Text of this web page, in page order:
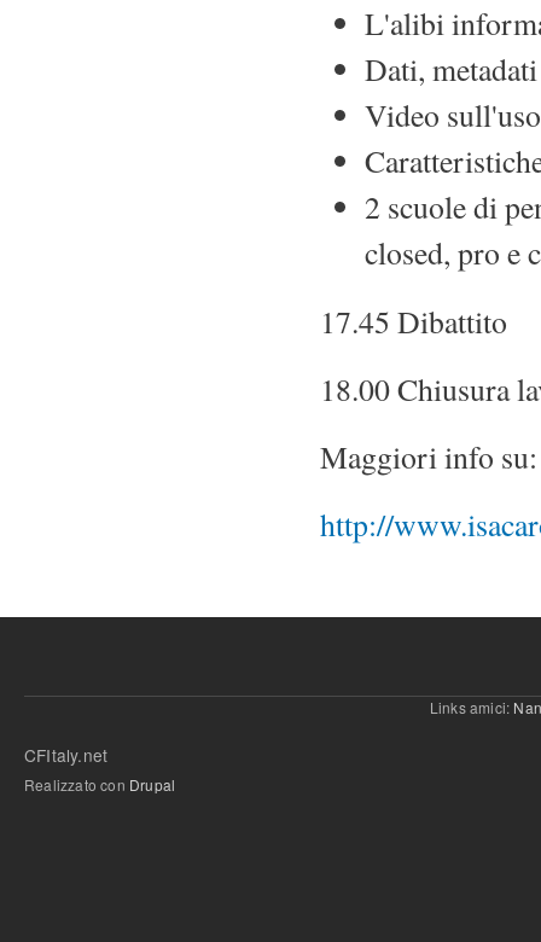
L'alibi
Dati,
Video
2 scuole di
closed, pro e
17.45 Dibattito
18.00 Chiusura
Maggiori info su:
http://
Links amici:
CFItaly.net
Realizzato con Drupal